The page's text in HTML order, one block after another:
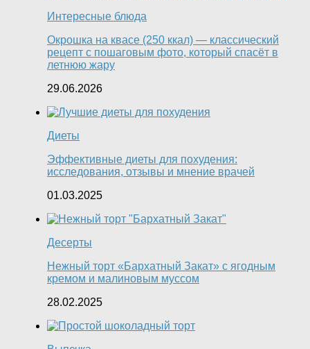
Интересные блюда
Окрошка на квасе (250 ккал) — классический
рецепт с пошаговым фото, который спасёт в
летнюю жару
29.06.2026
Диеты
Эффективные диеты для похудения:
исследования, отзывы и мнение врачей
01.03.2025
Десерты
Нежный торт «Бархатный Закат» с ягодным
кремом и малиновым муссом
28.02.2025